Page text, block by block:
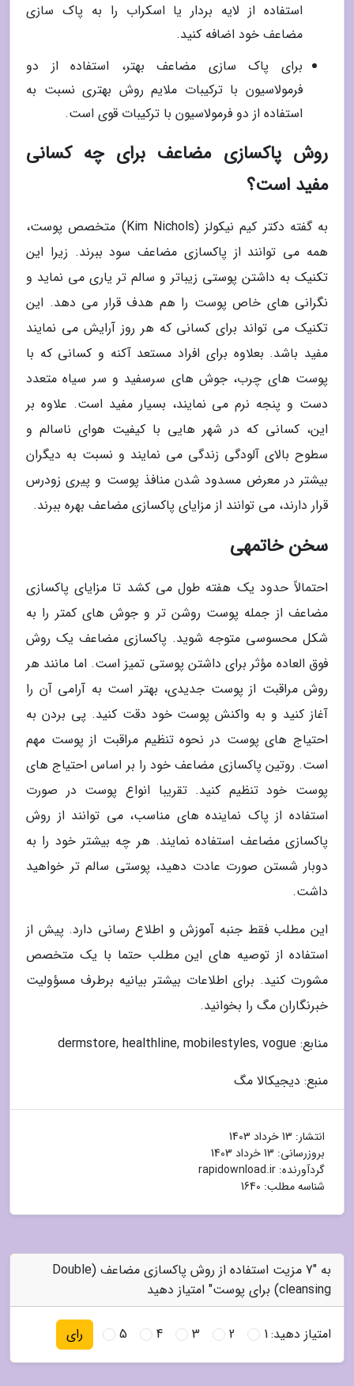
استفاده از لایه بردار یا اسکراب را به پاک سازی
مضاعف خود اضافه کنید.
برای پاک سازی مضاعف بهتر، استفاده از دو
فرمولاسیون با ترکیبات ملایم روش بهتری نسبت به
استفاده از دو فرمولاسیون با ترکیبات قوی است.
روش پاکسازی مضاعف برای چه کسانی
مفید است؟
به گفته دکتر کیم نیکولز (Kim Nichols) متخصص پوست،
همه می توانند از پاکسازی مضاعف سود ببرند. زیرا این
تکنیک به داشتن پوستی زیباتر و سالم تر یاری می نماید و
نگرانی های خاص پوست را هم هدف قرار می دهد. این
تکنیک می تواند برای کسانی که هر روز آرایش می نمایند
مفید باشد. بعلاوه برای افراد مستعد آکنه و کسانی که با
پوست های چرب، جوش های سرسفید و سر سیاه متعدد
دست و پنجه نرم می نمایند، بسیار مفید است. علاوه بر
این، کسانی که در شهر هایی با کیفیت هوای ناسالم و
سطوح بالای آلودگی زندگی می نمایند و نسبت به دیگران
بیشتر در معرض مسدود شدن منافذ پوست و پیری زودرس
قرار دارند، می توانند از مزایای پاکسازی مضاعف بهره ببرند.
سخن خاتمهی
احتمالاً حدود یک هفته طول می کشد تا مزایای پاکسازی
مضاعف از جمله پوست روشن تر و جوش های کمتر را به
شکل محسوسی متوجه شوید. پاکسازی مضاعف یک روش
فوق العاده مؤثر برای داشتن پوستی تمیز است. اما مانند هر
روش مراقبت از پوست جدیدی، بهتر است به آرامی آن را
آغاز کنید و به واکنش پوست خود دقت کنید. پی بردن به
احتیاج های پوست در نحوه تنظیم مراقبت از پوست مهم
است. روتین پاکسازی مضاعف خود را بر اساس احتیاج های
پوست خود تنظیم کنید. تقریبا انواع پوست در صورت
استفاده از پاک نماینده های مناسب، می توانند از روش
پاکسازی مضاعف استفاده نمایند. هر چه بیشتر خود را به
دوبار شستن صورت عادت دهید، پوستی سالم تر خواهید
داشت.
این مطلب فقط جنبه آموزش و اطلاع رسانی دارد. پیش از
استفاده از توصیه های این مطلب حتما با یک متخصص
مشورت کنید. برای اطلاعات بیشتر بیانیه برطرف مسؤولیت
خبرنگاران مگ را بخوانید.
منابع: dermstore, healthline, mobilestyles, vogue
منبع: دیجیکالا مگ
انتشار: 13 خرداد 1403
بروزرسانی: 13 خرداد 1403
گردآورنده: rapidownload.ir
شناسه مطلب: 1640
به "7 مزیت استفاده از روش پاکسازی مضاعف (Double
cleansing) برای پوست" امتیاز دهید
امتیاز دهید:1
2
3
4
5 رای